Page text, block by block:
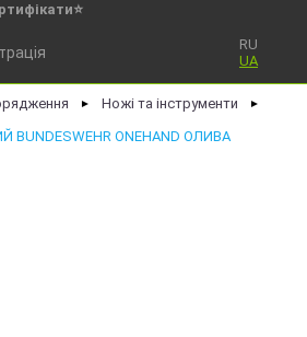
RU
UA
► Ножі та інструменти ►
BUNDESWEHR ONEHAND ОЛИВА